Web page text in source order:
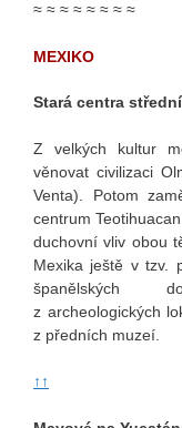
≈ ≈ ≈ ≈ ≈ ≈ ≈ ≈
MEXIKO
Stará centra
Z velkých kultur
věnovat civilizaci
Venta). Potom
centrum
duchovní vliv obou
Mexika ještě v tzv.
španělských
z archeologických
z předních muzeí.
↑↑